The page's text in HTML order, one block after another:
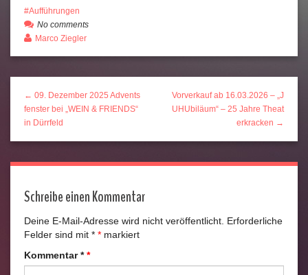
Aufführungen
No comments
Marco Ziegler
← 09. Dezember 2025 Advents
fenster bei „WEIN & FRIENDS“
in Dürrfeld
Vorverkauf ab 16.03.2026 – „J
UHUbiläum“ – 25 Jahre Theat
erkracken →
Schreibe einen Kommentar
Deine E-Mail-Adresse wird nicht veröffentlicht. Erforderliche
Felder sind mit *
markiert
Kommentar*